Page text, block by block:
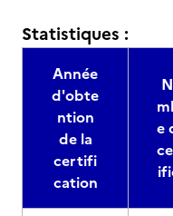
Statistiques :
Année
d'obte
ntion
de la
certifi
cation
e